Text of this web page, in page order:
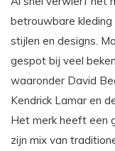
betrouwbare kleding
stijlen en designs.
gespot bij veel
waaronder David
Kendrick Lamar en
Het merk heeft een
zijn mix van